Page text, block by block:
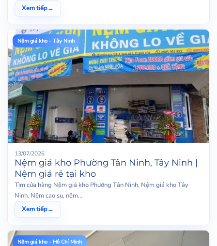
Xem tiếp→
Nệm giá kho - Tây Ninh
13/07/2026
Nệm giá kho Phường Tân Ninh, Tây Ninh |
Nệm giá rẻ tại kho
Tìm cửa hàng Nệm giá kho Phường Tân Ninh, Nệm giá kho Tây
Ninh. Nệm cao su, nệm...
Xem tiếp→
Nệm giá kho - Hồ Chí Minh